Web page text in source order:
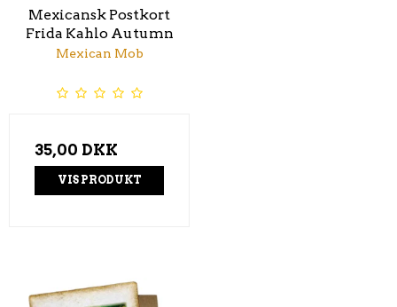
Mexicansk Postkort
Frida Kahlo Autumn
Mexican Mob
35,00 DKK
VIS PRODUKT